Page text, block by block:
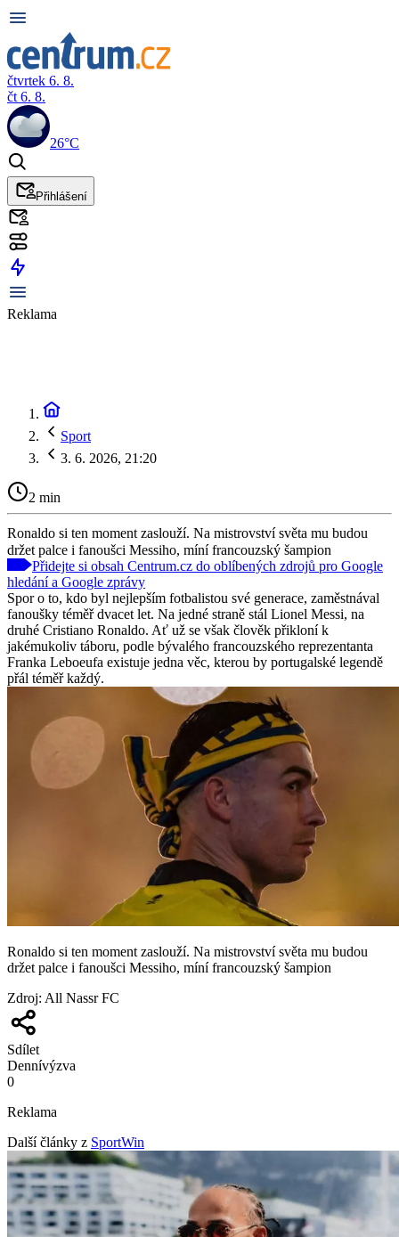
čtvrtek 6. 8.
čt 6. 8.
26°C
Přihlášení
Reklama
Sport
3. 6. 2026, 21:20
2 min
Ronaldo si ten moment zaslouží. Na mistrovství světa mu budou
držet palce i fanoušci Messiho, míní francouzský šampion
Přidejte si obsah Centrum.cz do oblíbených zdrojů pro Google
hledání a Google zprávy
Spor o to, kdo byl nejlepším fotbalistou své generace, zaměstnával
fanoušky téměř dvacet let. Na jedné straně stál Lionel Messi, na
druhé Cristiano Ronaldo. Ať už se však člověk přikloní k
jakémukoliv táboru, podle bývalého francouzského reprezentanta
Franka Leboeufa existuje jedna věc, kterou by portugalské legendě
přál téměř každý.
Ronaldo si ten moment zaslouží. Na mistrovství světa mu budou
držet palce i fanoušci Messiho, míní francouzský šampion
Zdroj: All Nassr FC
Sdílet
Dennívýzva
0
Reklama
Další články z SportWin